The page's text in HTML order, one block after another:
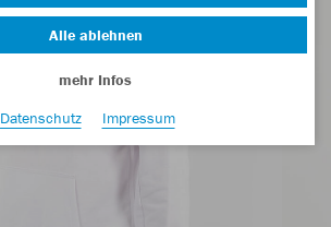
Alle ablehnen
mehr Infos
Datenschutz
Impressum